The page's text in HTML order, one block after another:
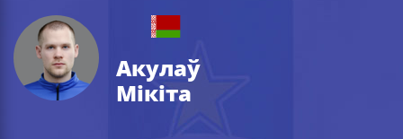
Акулаў
Мікіта